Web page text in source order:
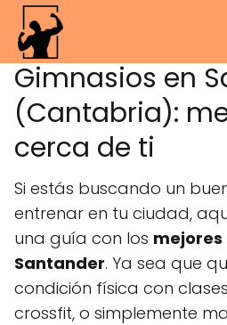
Gimnasios en
(Cantabria):
cerca de ti
Si estás buscando un
entrenar en tu ciudad,
una guía con los mejores
Santander. Ya sea que
condición física con
crossfit, o simplemente